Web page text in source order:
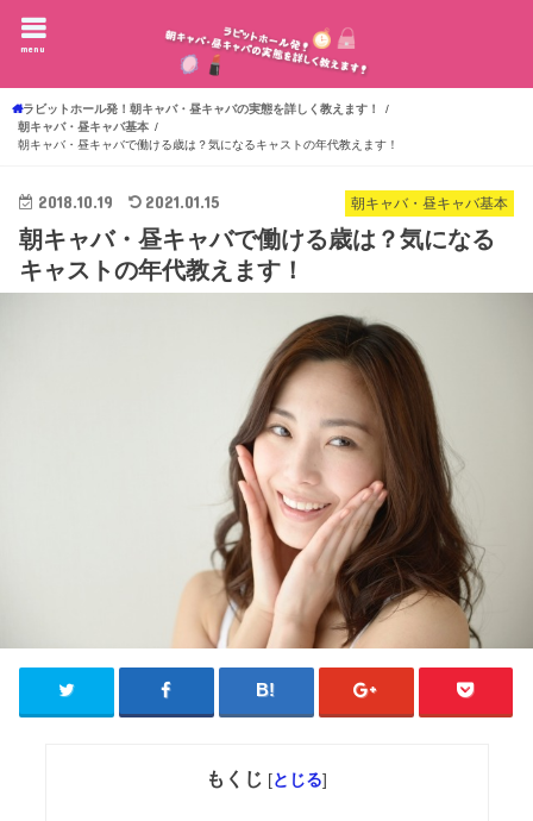
menu
ラビットホール発！朝キャバ・昼キャバの実態を詳しく教えます！
朝キャバ・昼キャバ基本
朝キャバ・昼キャバで働ける歳は？気になるキャストの年代教えます！
朝キャバ・昼キャバ基本
2018.10.19 2021.01.15
朝キャバ・昼キャバで働ける歳は？気になる
キャストの年代教えます！
もくじ [とじる]